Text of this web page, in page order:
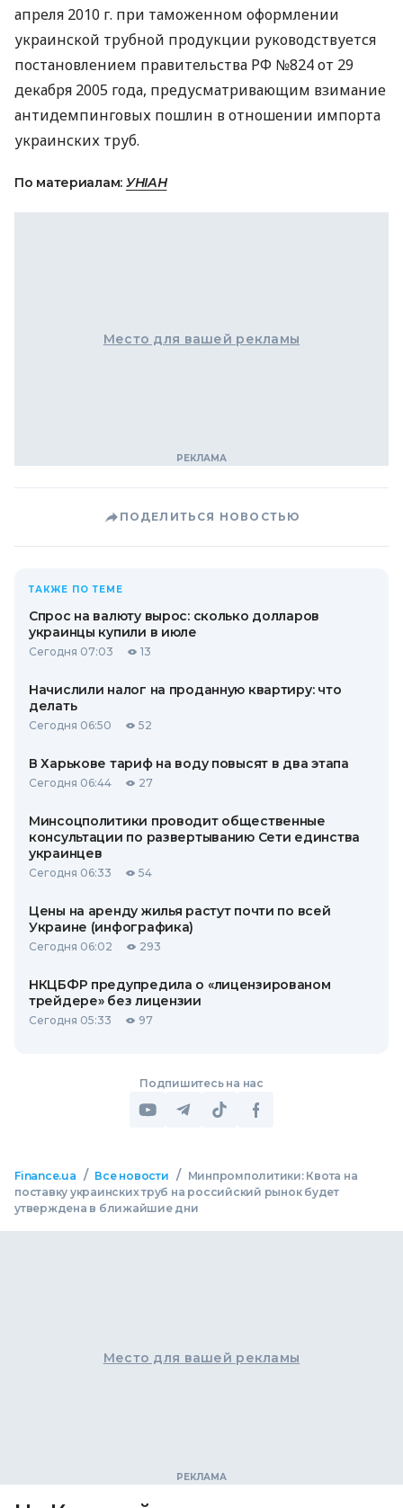
апреля 2010 г. при таможенном оформлении
украинской трубной продукции руководствуется
постановлением правительства РФ №824 от 29
декабря 2005 года, предусматривающим взимание
антидемпинговых пошлин в отношении импорта
украинских труб.
По материалам: УНІАН
Место для вашей рекламы
ПОДЕЛИТЬСЯ НОВОСТЬЮ
ТАКЖЕ ПО ТЕМЕ
Спрос на валюту вырос: сколько долларов
украинцы купили в июле
Сегодня 07:03 13
Начислили налог на проданную квартиру: что
делать
Сегодня 06:50 52
В Харькове тариф на воду повысят в два этапа
Сегодня 06:44 27
Минсоцполитики проводит общественные
консультации по развертыванию Сети единства
украинцев
Сегодня 06:33 54
Цены на аренду жилья растут почти по всей
Украине (инфографика)
Сегодня 06:02 293
НКЦБФР предупредила о «лицензированом
трейдере» без лицензии
Сегодня 05:33 97
Подпишитесь на нас
Finance.ua / Все новости /
Минпромполитики: Квота на
поставку украинских труб на российский рынок будет
утверждена в ближайшие дни
Место для вашей рекламы